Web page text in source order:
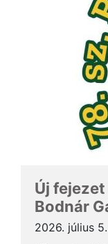
Új
Bodnár
2026. július 5.